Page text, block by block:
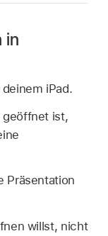
in
iPad.
geöffnet ist,
Präsentation
willst, nicht